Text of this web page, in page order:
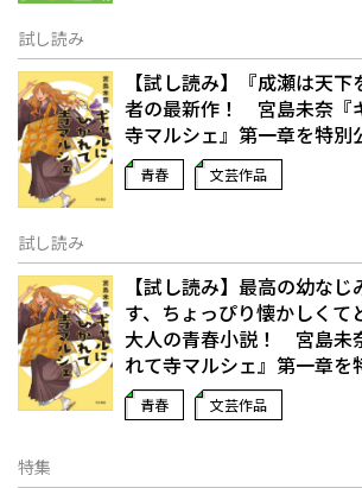
試し読み
【試し読み】『成瀬は天
者の最新作！ 宮島未奈『
寺マルシェ』第一章を特別
青春 文芸作品
試し読み
【試し読み】最高の幼な
す、ちょっぴり懐かしくて
大人の青春小説！ 宮島未
れて寺マルシェ』第一章を
青春 文芸作品
特集